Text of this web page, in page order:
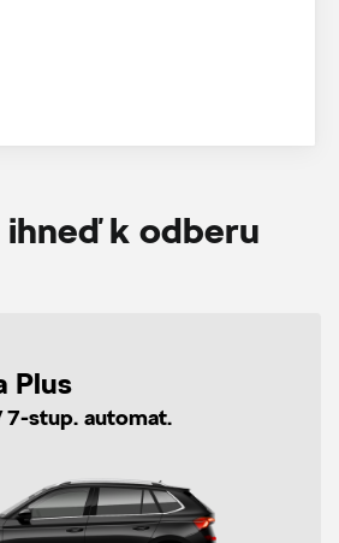
ihneď k odberu
Plus
7-stup. automat.